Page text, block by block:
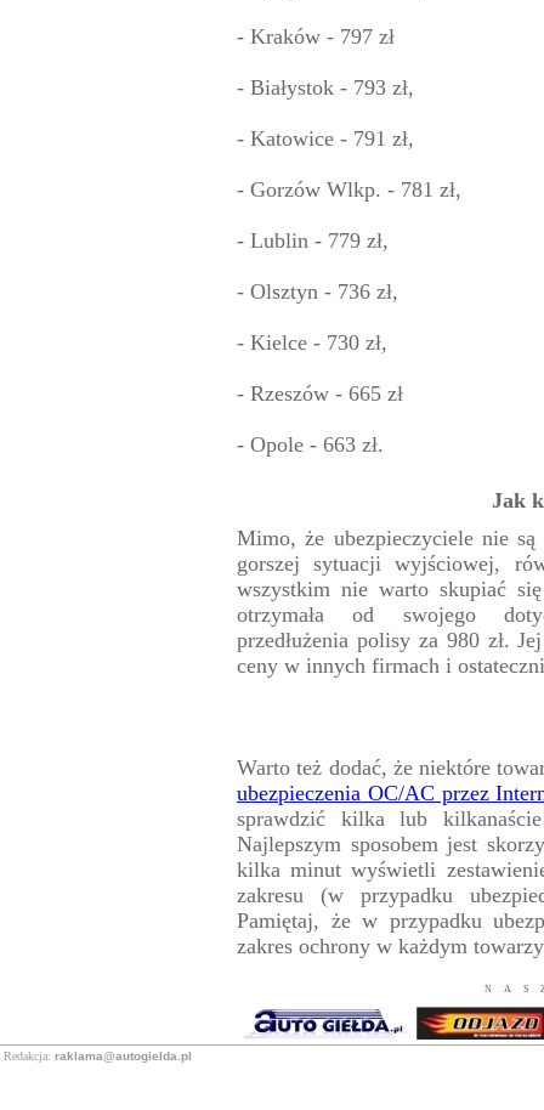
- Kraków - 797 zł
- Białystok - 793 zł,
- Katowice - 791 zł,
- Gorzów Wlkp. - 781 zł,
- Lublin - 779 zł,
- Olsztyn - 736 zł,
- Kielce - 730 zł,
- Rzeszów - 665 zł
- Opole - 663 zł.
Jak
Mimo, że ubezpieczyciele nie
gorszej sytuacji wyjściowej,
wszystkim nie warto skupiać
otrzymała od swojego
przedłużenia polisy za 980 zł.
ceny w innych firmach i
Warto też dodać, że niektóre
ubezpieczenia OC/AC przez
sprawdzić kilka lub
Najlepszym sposobem jest
kilka minut wyświetli
zakresu (w przypadku
Pamiętaj, że w przypadku
zakres ochrony w każdym
Redakcja: raklama@autogielda.pl